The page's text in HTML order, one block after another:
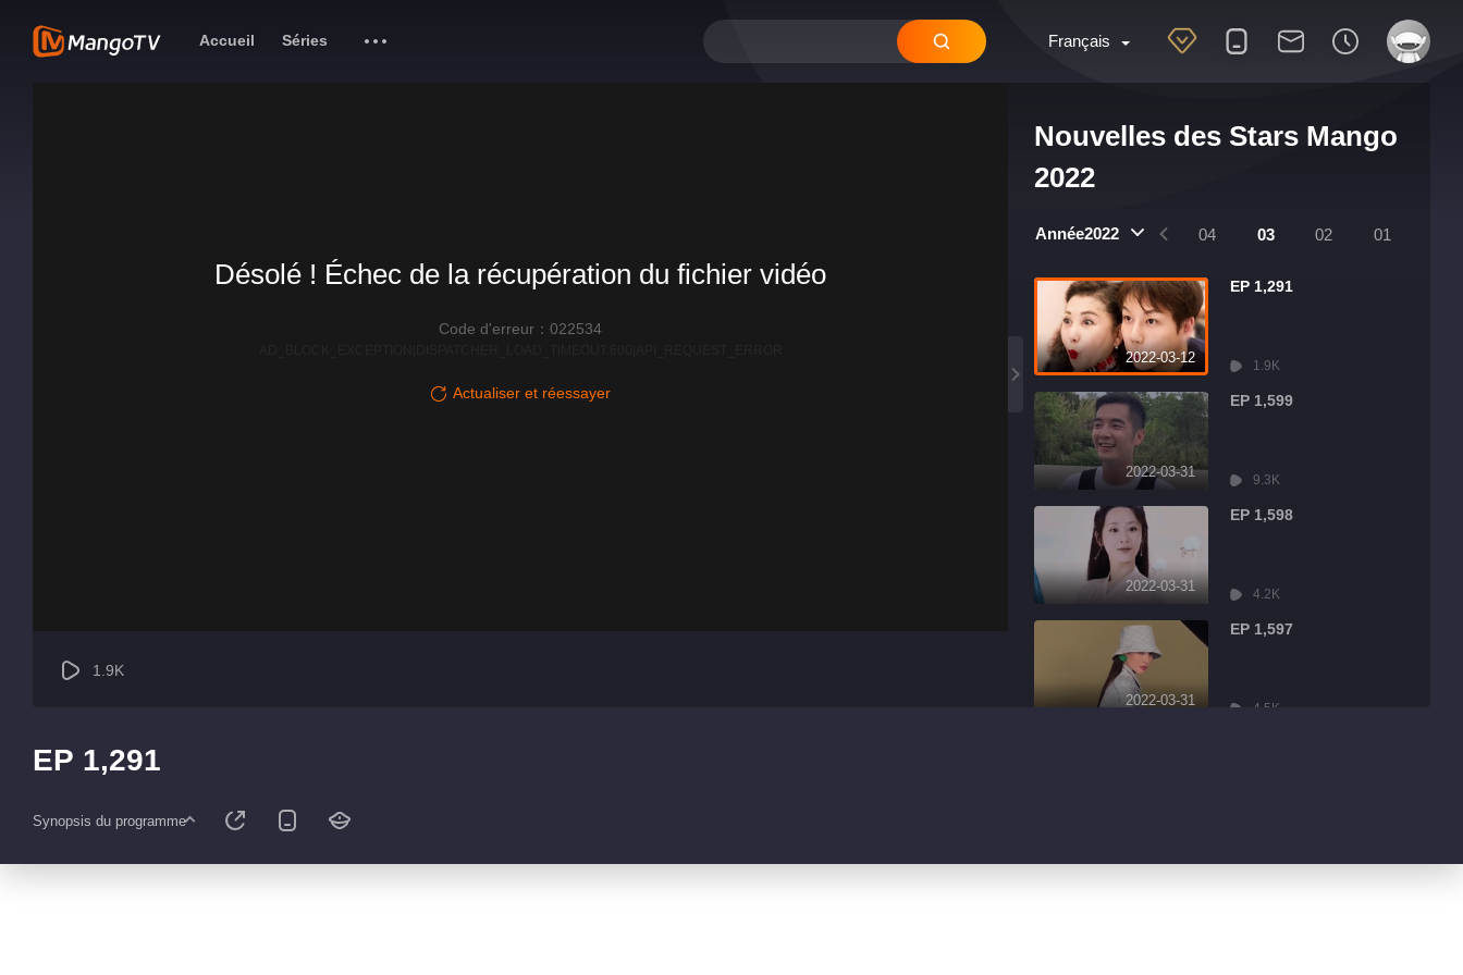
Français
Accueil Séries
Nouvelles des Stars Mango
2022
Année2022
07 06 05 04 03 02 01
2022-03-12
EP 1,291
1.9K
2022-03-31
EP 1,599
9.3K
2022-03-31
EP 1,598
4.2K
2022-03-31
EP 1,597
4.5K
Désolé ! Échec de la récupération du fichier vidéo
Code d'erreur：022534
Actualiser et réessayer
1.9K
EP 1,291
Synopsis du programme